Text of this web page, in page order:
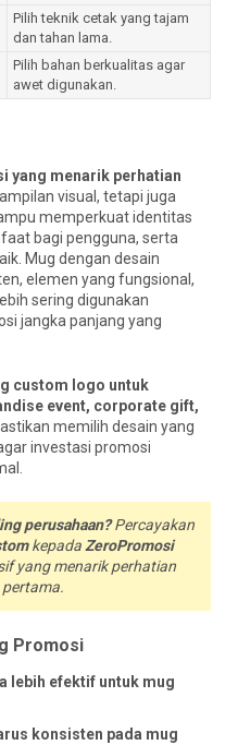
Pilih teknik cetak yang tajam
dan tahan lama.
Pilih bahan berkualitas agar
awet digunakan.
yang menarik perhatian
visual, tetapi juga
memperkuat identitas
bagi pengguna, serta
Mug dengan desain
elemen yang fungsional,
sering digunakan
jangka panjang yang
custom logo untuk
event, corporate gift,
memilih desain yang
investasi promosi
perusahaan?Percayakan
kepada ZeroPromosi
yang menarik perhatian
Promosi
lebih efektif untuk mug
konsisten pada mug